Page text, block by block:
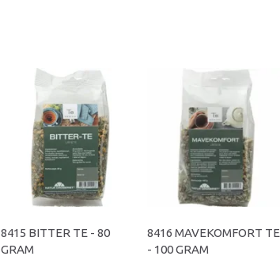
8415 BITTER TE - 80
GRAM
8416 MAVEKOMFORT TE
- 100 GRAM